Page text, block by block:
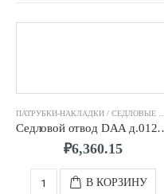
Седловой отвод DAA
₽6,360.15
В КОРЗИНУ